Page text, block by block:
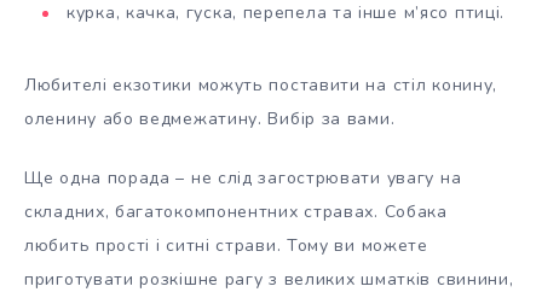
курка, качка, гуска, перепела та інше м’ясо птиці.
Любителі екзотики можуть поставити на стіл конину,
оленину або ведмежатину. Вибір за вами.
Ще одна порада – не слід загострювати увагу на
складних, багатокомпонентних стравах. Собака
любить прості і ситні страви. Тому ви можете
приготувати розкішне рагу з великих шматків свинини,